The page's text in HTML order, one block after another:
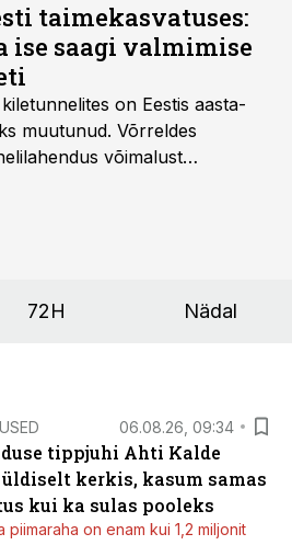
taimekasvatuses:
ise saagi valmimise
on Eestis aasta-
muutunud. Võrreldes
võimalust
72H Nädal
06.08.26, 09:34
tippjuhi Ahti Kalde
kerkis, kasum samas
kui ka sulas pooleks
piimaraha on enam kui 1,2 miljonit